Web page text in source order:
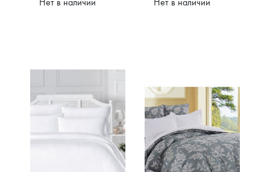
Акции
О компании
Доставка